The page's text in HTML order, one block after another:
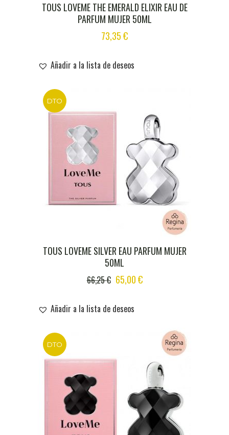
TOUS LOVEME THE EMERALD ELIXIR EAU DE
PARFUM MUJER 50ML
73,35€
Añadir a la lista de deseos
DTO
TOUS LOVEME SILVER EAU PARFUM MUJER
50ML
66,25€ ORIGINAL
WAS:
66,25 €.
65,00€CURRENT
Añadir a la lista de deseos
DTO